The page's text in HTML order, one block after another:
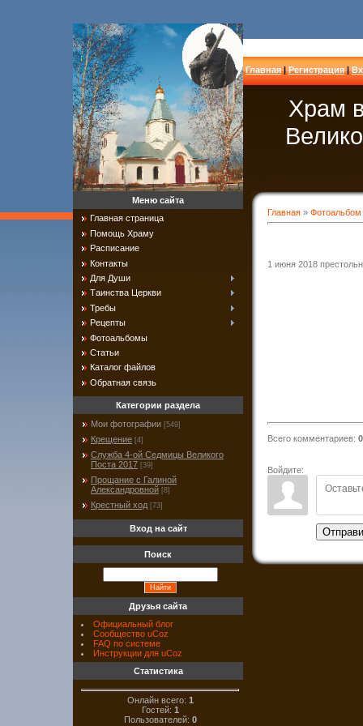
Главная|Регистрация|
Храм
Главная » Фотоальбом
1 июня 2018
Всего комментариев: 0
Войдите:
Меню сайта
Главная страница
Помощь Храму
Расписание
Контакты
Для Души
Таинства Церкви
Требы
Рецепты
Фотоальбомы
Статьи
Каталог файлов
Обратная связь
Категории раздела
Мои фотографии [549]
Крещение [4]
Служба 4-ой Седмицы Великого
Поста 2017 [39]
Прощание с Галиной
Александровной [8]
Крестный ход [73]
Вход на сайт
Поиск
Друзья сайта
Официальный блог
Сообщество uCoz
FAQ по системе
Инструкции для uCoz
Статистика
Онлайн всего: 1
Гостей: 1
Пользователей: 0